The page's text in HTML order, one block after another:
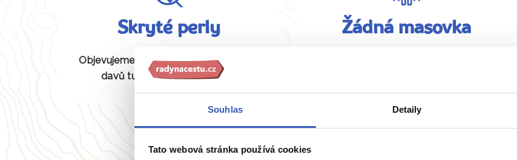
Souhlas Detaily
Tato webová stránka používá cookies
Skryté perly
Objevujeme pro vás unikátní místa bez
davů turistů, která jiní neznají.
Žádná masovka